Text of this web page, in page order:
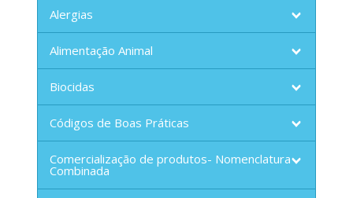
Alergias
Alimentação Animal
Biocidas
Códigos de Boas Práticas
Comercialização de produtos- Nomenclatura
Combinada